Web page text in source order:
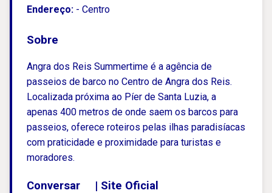
Endereço: - Centro
Sobre
Angra dos Reis Summertime é a agência de
passeios de barco no Centro de Angra dos Reis.
Localizada próxima ao Píer de Santa Luzia, a
apenas 400 metros de onde saem os barcos para
passeios, oferece roteiros pelas ilhas paradisíacas
com praticidade e proximidade para turistas e
moradores.
Conversar | Site Oficial